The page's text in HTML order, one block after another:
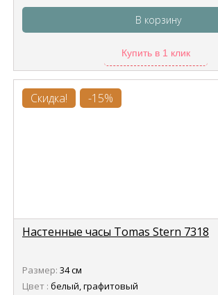
В корзину
Купить в 1 клик
Скидка! -15%
Настенные часы Tomas Stern 7318
Размер: 34 см
Цвет : белый, графитовый